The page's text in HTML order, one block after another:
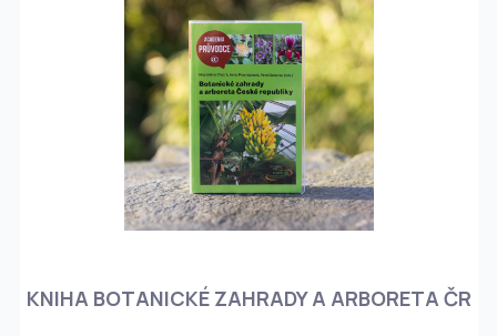
KNIHA BOTANICKÉ ZAHRADY A ARBORETA ČR